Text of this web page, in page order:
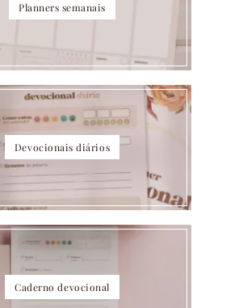
Planners semanais
Devocionais diários
Caderno devocional